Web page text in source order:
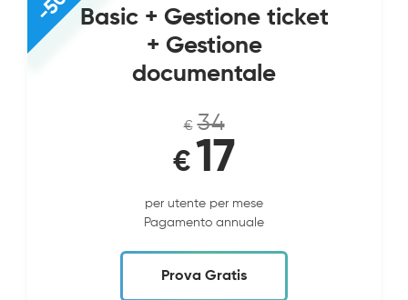
Basic + Gestione ticket
+ Gestione
documentale
€ 34
€17
per utente per mese
Pagamento annuale
Prova Gratis